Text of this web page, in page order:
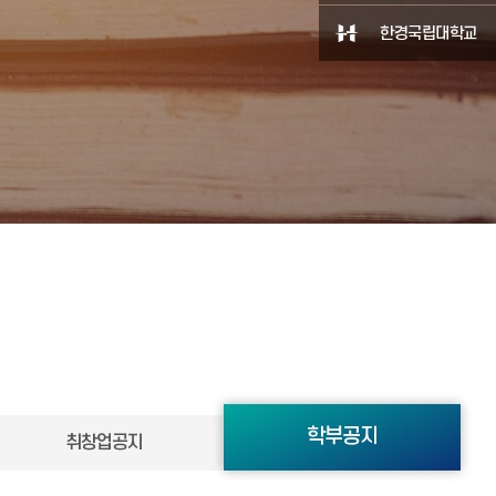
한경국립대학교
취창업공지 학부공지